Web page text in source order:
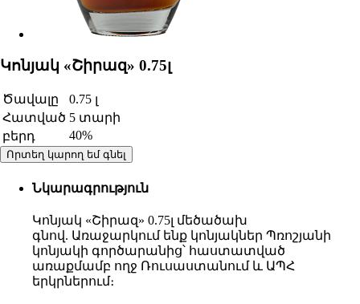
Կոնյակ «Շիրազ» 0.75լ
Ծավալը
0.75 լ
Հատված 5 տարի
բերդ
40%
Որտեղ կարող եմ գնել
Նկարագրություն
Կոնյակ «Շիրազ» 0.75լ մեծածախ
գնով. Առաջարկում ենք կոնյակներ Պռոշյանի
կոնյակի գործարանից՝ հաստատված
առաքմամբ ողջ Ռուսաստանում և ԱՊՀ
երկրներում։